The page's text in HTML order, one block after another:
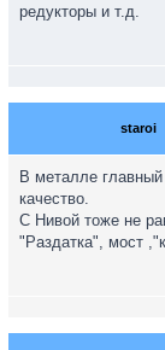
редукторы и т.д.
staroi
В металле главный
качество.
С Нивой тоже не
"Раздатка", мост